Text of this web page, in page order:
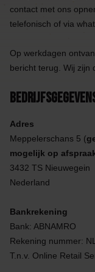
contact met ons
telefonisch of via
Op werkdagen
bericht terug. Wij zijn
Adres
Meppelerschans 5 (
mogelijk op
3432 TS Nieuwegein
Nederland
Bankrekening
Bank: ABNAMRO
Rekening nummer:
T.n.v. Online Retail